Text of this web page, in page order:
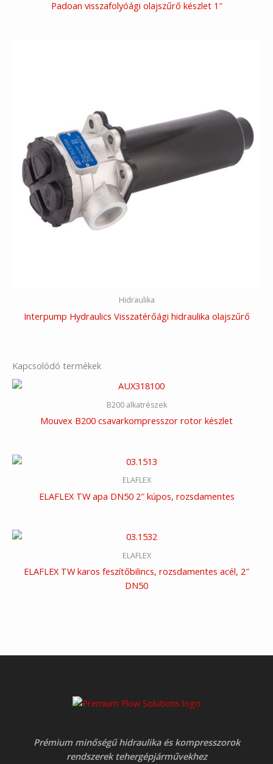
Padoan visszafolyóági olajszűrő készlet 1″
Hidraulika
Interpump Hydraulics Visszatérőági hidraulika olajszűrő
Kapcsolódó termékek
B200 alkatrészek
Mouvex B200 csavarkompresszor rotor készlet
ELAFLEX
ELAFLEX TW apa DN50 2″ kúpos, rozsdamentes
ELAFLEX
ELAFLEX TW karos feszítőbilincs, rozsdamentes acél, 2″
DN50
Prémium minőségű hidraulika és kompresszorok
rendszerek tehergépjárművekhez